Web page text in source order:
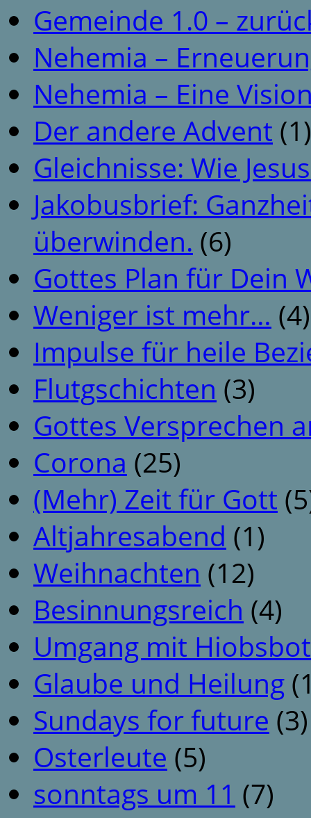
Gemeinde 1.0 –
Nehemia –
Nehemia – Eine
Der andere Advent (1)
Gleichnisse: Wie
Jakobusbrief:
überwinden. (6)
Gottes Plan für Dein
Weniger ist mehr… (4)
Impulse für heile
Flutgschichten (3)
Gottes Versprechen
Corona (25)
(Mehr) Zeit für Gott
Altjahresabend (1)
Weihnachten (12)
Besinnungsreich (4)
Umgang mit
Glaube und Heilung
Sundays for future (3)
Osterleute (5)
sonntags um 11 (7)